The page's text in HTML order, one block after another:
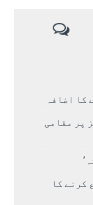
پر مقامی
کرنے کا